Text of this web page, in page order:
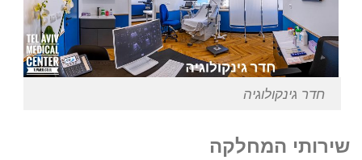
חדר גינקולוגיה
שירותי המחלקה